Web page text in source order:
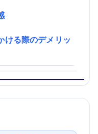
ける際のデメリッ